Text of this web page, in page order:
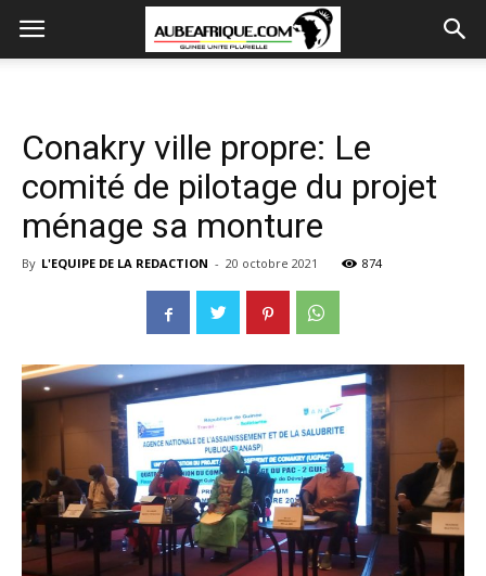
Conakry ville propre: Le
comité de pilotage du projet
ménage sa monture
By L'EQUIPE DE LA REDACTION - 20 octobre 2021 874